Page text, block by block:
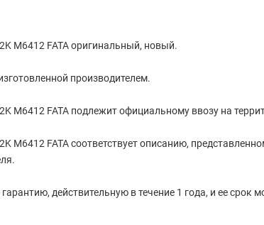
M6412 FATA оригинальный, новый.
производителем.
M6412 FATA подлежит официальному ввозу на
M6412 FATA соответствует описанию,
действительную в течение 1 года, и ее срок